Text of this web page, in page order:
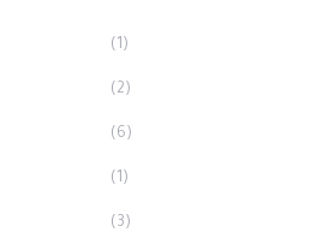
(1)
(2)
(6)
(1)
(3)